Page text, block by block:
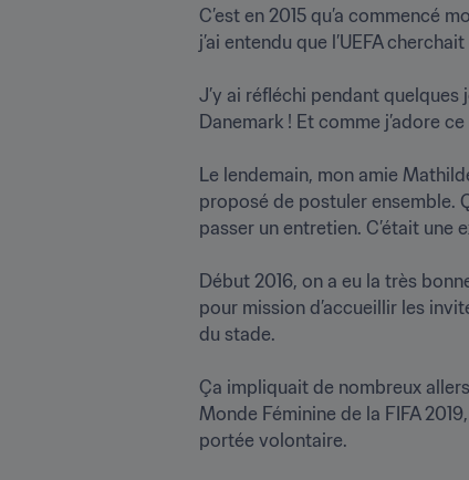
C’est en 2015 qu’a commencé
j’ai entendu que l’UEFA
J’y ai réfléchi pendant
Danemark ! Et comme j’adore
Le lendemain, mon amie
proposé de postuler ensemble.
passer un entretien. C’était une
Début 2016, on a eu la très
pour mission d’accueillir les
du stade.
Ça impliquait de nombreux
Monde Féminine de la FIFA
portée volontaire.